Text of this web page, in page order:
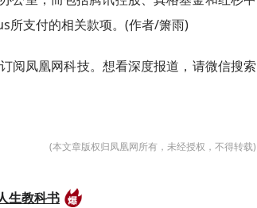
所支付的相关款项。(作者/箫雨)
阅凤凰网科技。想看深度报道，请微信搜索
(本文章版权归凤凰网所有，未经授权，不得转载)
生教科书